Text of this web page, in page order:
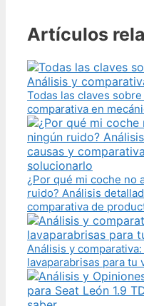
Artículos
Todas las claves
comparativa en
¿Por qué mi coche no
ruido? Análisis
comparativa de
Análisis y
lavaparabrisas para tu